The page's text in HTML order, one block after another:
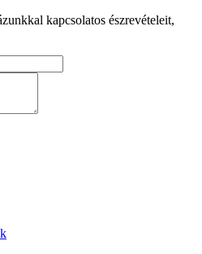
kapcsolatos észrevételeit,